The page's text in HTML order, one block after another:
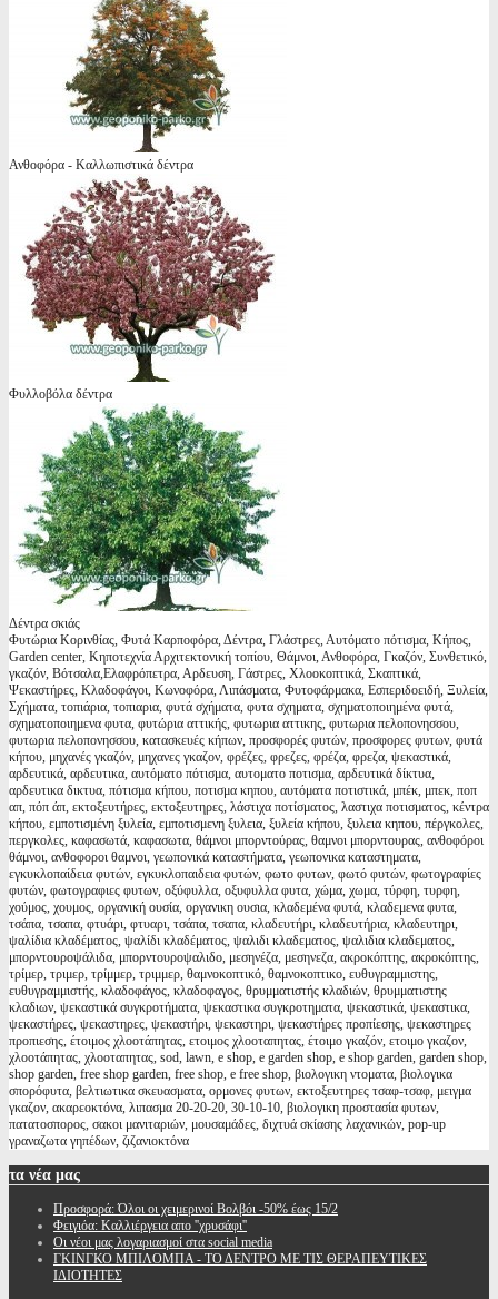
Ανθοφόρα - Καλλωπιστικά δέντρα
Φυλλοβόλα δέντρα
Δέντρα σκιάς
Φυτώρια Κορινθίας, Φυτά Καρποφόρα, Δέντρα, Γλάστρες, Αυτόματο πότισμα, Κήπος,
Garden center, Κηποτεχνία Αρχιτεκτονική τοπίου, Θάμνοι, Ανθοφόρα, Γκαζόν, Συνθετικό,
γκαζόν, Βότσαλα,Ελαφρόπετρα, Αρδευση, Γάστρες, Χλοοκοπτικά, Σκαπτικά,
Ψεκαστήρες, Κλαδοφάγοι, Κωνοφόρα, Λιπάσματα, Φυτοφάρμακα, Εσπεριδοειδή, Ξυλεία,
Σχήματα, τοπιάρια, τοπιαρια, φυτά σχήματα, φυτα σχηματα, σχηματοποιημένα φυτά,
σχηματοποιημενα φυτα, φυτώρια αττικής, φυτωρια αττικης, φυτωρια πελοπονησσου,
φυτωρια πελοπονησσου, κατασκευές κήπων, προσφορές φυτών, προσφορες φυτων, φυτά
κήπου, μηχανές γκαζόν, μηχανες γκαζον, φρέζες, φρεζες, φρέζα, φρεζα, ψεκαστικά,
αρδευτικά, αρδευτικα, αυτόματο πότισμα, αυτοματο ποτισμα, αρδευτικά δίκτυα,
αρδευτικα δικτυα, πότισμα κήπου, ποτισμα κηπου, αυτόματα ποτιστικά, μπέκ, μπεκ, ποπ
απ, πόπ άπ, εκτοξευτήρες, εκτοξευτηρες, λάστιχα ποτίσματος, λαστιχα ποτισματος, κέντρα
κήπου, εμποτισμένη ξυλεία, εμποτισμενη ξυλεια, ξυλεία κήπου, ξυλεια κηπου, πέργκολες,
περγκολες, καφασωτά, καφασωτα, θάμνοι μπορντούρας, θαμνοι μπορντουρας, ανθοφόροι
θάμνοι, ανθοφοροι θαμνοι, γεωπονικά καταστήματα, γεωπονικα καταστηματα,
εγκυκλοπαίδεια φυτών, εγκυκλοπαιδεια φυτών, φωτο φυτων, φωτό φυτών, φωτογραφίες
φυτών, φωτογραφιες φυτων, οξύφυλλα, οξυφυλλα φυτα, χώμα, χωμα, τύρφη, τυρφη,
χούμος, χουμος, οργανική ουσία, οργανικη ουσια, κλαδεμένα φυτά, κλαδεμενα φυτα,
τσάπα, τσαπα, φτυάρι, φτυαρι, τσάπα, τσαπα, κλαδευτήρι, κλαδευτήρια, κλαδευτηρι,
ψαλίδια κλαδέματος, ψαλίδι κλαδέματος, ψαλιδι κλαδεματος, ψαλιδια κλαδεματος,
μπορντουροψάλιδα, μπορντουροψαλιδο, μεσηνέζα, μεσηνεζα, ακροκόπτης, ακροκόπτης,
τρίμερ, τριμερ, τρίμμερ, τριμμερ, θαμνοκοπτικό, θαμνοκοπτικο, ευθυγραμμιστης,
ευθυγραμμιστής, κλαδοφάγος, κλαδοφαγος, θρυμματιστής κλαδιών, θρυμματιστης
κλαδιων, ψεκαστικά συγκροτήματα, ψεκαστικα συγκροτηματα, ψεκαστικά, ψεκαστικα,
ψεκαστήρες, ψεκαστηρες, ψεκαστήρι, ψεκαστηρι, ψεκαστήρες προπίεσης, ψεκαστηρες
προπιεσης, έτοιμος χλοοτάπητας, ετοιμος χλοοταπητας, έτοιμο γκαζόν, ετοιμο γκαζον,
χλοοτάπητας, χλοοταπητας, sod, lawn, e shop, e garden shop, e shop garden, garden shop,
shop garden, free shop garden, free shop, e free shop, βιολογικη ντοματα, βιολογικα
σπορόφυτα, βελτιωτικα σκευασματα, ορμονες φυτων, εκτοξευτηρες τσαφ-τσαφ, μειγμα
γκαζον, ακαρεοκτόνα, λιπασμα 20-20-20, 30-10-10, βιολογικη προστασία φυτων,
πατατοσπορος, σακοι μανιταριών, μουσαμάδες, διχτυά σκίασης λαχανικών, pop-up
γραναζωτα γηπέδων, ζιζανιοκτόνα
τα νέα μας
Προσφορά: Όλοι οι χειμερινοί Βολβόι -50% έως 15/2
Φειγιόα: Καλλιέργεια απο ''χρυσάφι''
Oι νέοι μας λογαριασμοί στα social media
ΓΚΙΝΓΚΟ ΜΠΙΛΟΜΠΑ - ΤΟ ΔΕΝΤΡΟ ΜΕ ΤΙΣ ΘΕΡΑΠΕΥΤΙΚΕΣ
ΙΔΙΟΤΗΤΕΣ